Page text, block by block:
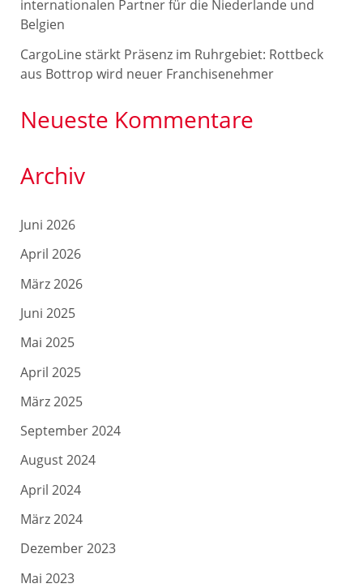
:internationalen Partner für die Niederlande und
Belgien
CargoLine stärkt Präsenz im Ruhrgebiet: Rottbeck
aus Bottrop wird neuer Franchisenehmer
Neueste Kommentare
Archiv
Juni 2026
April 2026
März 2026
Juni 2025
Mai 2025
April 2025
März 2025
September 2024
August 2024
April 2024
März 2024
Dezember 2023
Mai 2023